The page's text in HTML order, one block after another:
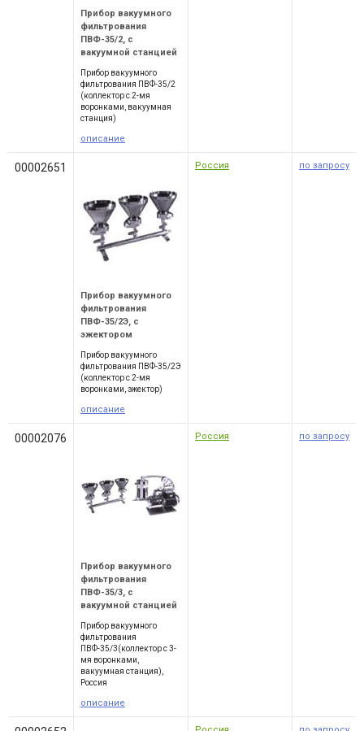
Прибор вакуумного
фильтрования
ПВФ-35/2, с
вакуумной станцией
Прибор вакуумного
фильтрования ПВФ-35/2
(коллектор с 2-мя
воронками, вакуумная
станция)
описание
00002651
Прибор вакуумного
фильтрования
ПВФ-35/2Э, с
эжектором
Прибор вакуумного
фильтрования ПВФ-35/2Э
(коллектор с 2-мя
воронками, эжектор)
описание
Россия по запросу
00002076
Прибор вакуумного
фильтрования
ПВФ-35/3, с
вакуумной станцией
Прибор вакуумного
фильтрования
ПВФ-35/3(коллектор с 3-
мя воронками,
вакуумная станция),
Россия
описание
Россия по запросу